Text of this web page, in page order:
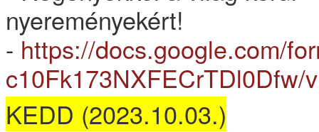
nyereményekért!
- https://docs.google.com/
c10Fk173NXFECrTDl0Dfw/
KEDD (2023.10.03.)